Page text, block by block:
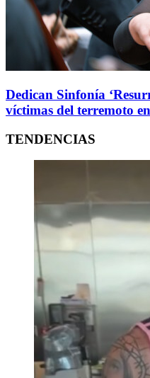
Dedican Sinfonía
víctimas del terremoto
TENDENCIAS